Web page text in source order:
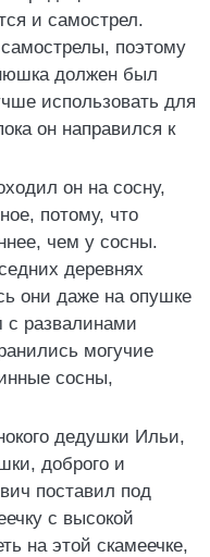
и самострел.
поэтому
должен был
использовать для
он направился к
он на сосну,
потому, что
чем у сосны.
деревнях
они даже на опушке
с развалинами
могучие
сосны,
дедушки Ильи,
доброго и
поставил под
с высокой
на этой скамеечке,